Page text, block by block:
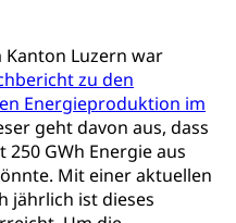
Kanton Luzern war
zu den
Energieproduktion im
geht davon aus, dass
GWh Energie aus
Mit einer aktuellen
jährlich ist dieses
- Sozialhilfe
(Dienststelle)
(WAS Luzern)
Psychopharmaka
Luzern
Pflegeinitiative,
Patientendossier